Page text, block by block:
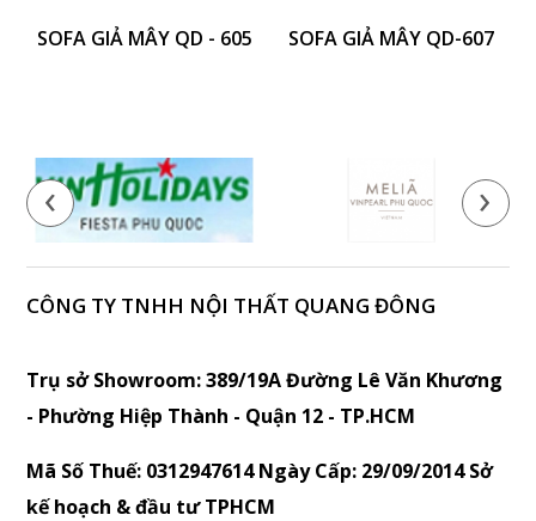
SOFA GIẢ MÂY QD - 605 SOFA GIẢ MÂY QD-607
‹ ›
CÔNG TY TNHH NỘI THẤT QUANG ĐÔNG
Trụ sở Showroom: 389/19A Đường Lê Văn Khương
- Phường Hiệp Thành - Quận 12 - TP.HCM
Mã Số Thuế: 0312947614 Ngày Cấp: 29/09/2014 Sở
kế hoạch & đầu tư TPHCM